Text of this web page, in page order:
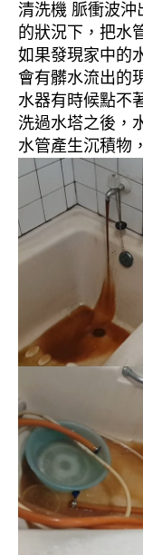
清洗機 脈衝波沖
的狀況下，把水
如果發現家中的
會有髒水流出的
水器有時候點不
洗過水塔之後，
水管產生沉積物